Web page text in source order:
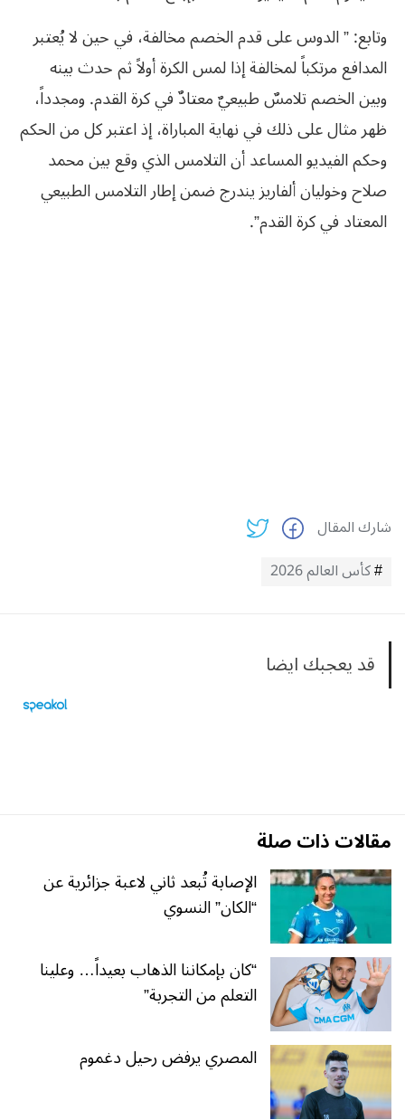
وتابع: ” الدوس على قدم الخصم مخالفة، في حين لا يُعتبر
المدافع مرتكباً لمخالفة إذا لمس الكرة أولاً ثم حدث بينه
وبين الخصم تلامسٌ طبيعيٌ معتادٌ في كرة القدم. ومجدداً،
ظهر مثال على ذلك في نهاية المباراة، إذ اعتبر كل من الحكم
وحكم الفيديو المساعد أن التلامس الذي وقع بين محمد
صلاح وخوليان ألفاريز يندرج ضمن إطار التلامس الطبيعي
المعتاد في كرة القدم”.
شارك المقال
كأس العالم 2026
قد يعجبك ايضا
مقالات ذات صلة
الإصابة تُبعد ثاني لاعبة جزائرية عن
“الكان” النسوي
“كان بإمكاننا الذهاب بعيداً… وعلينا
التعلم من التجربة”
المصري يرفض رحيل دغموم